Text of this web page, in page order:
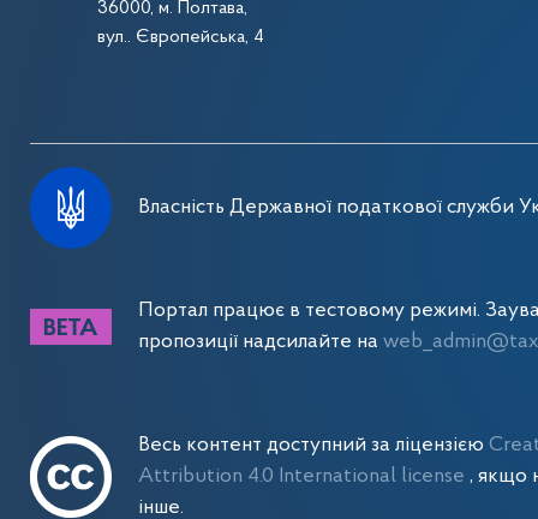
36000, м. Полтава,
вул.. Європейська, 4
Власність Державної податкової служби
Портал працює в тестовому режимі.
пропозиції надсилайте на
Весь контент доступний за ліцензією
Attribution 4.0 International license , якщо
інше.